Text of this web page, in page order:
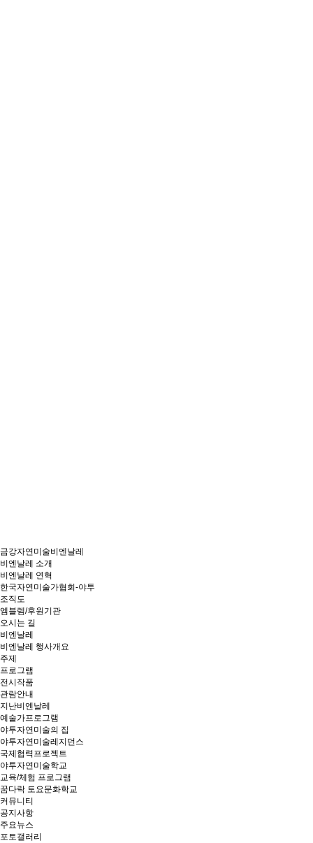
금강자연미술비엔날레
비엔날레 소개
비엔날레 연혁
한국자연미술가협회-야투
조직도
엠블렘/후원기관
오시는 길
비엔날레
비엔날레 행사개요
주제
프로그램
전시작품
관람안내
지난비엔날레
예술가프로그램
야투자연미술의 집
야투자연미술레지던스
국제협력프로젝트
야투자연미술학교
교육/체험 프로그램
꿈다락 토요문화학교
커뮤니티
공지사항
주요뉴스
포토갤러리